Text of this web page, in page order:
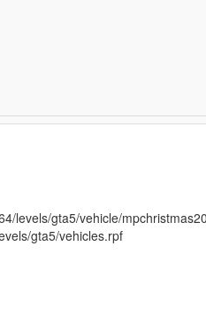
levels/gta5/vehicle/
gta5/vehicles.rpf